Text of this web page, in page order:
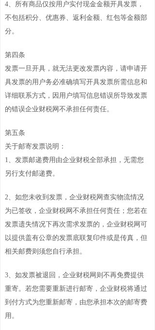
4、所有商品仅按用户实付现金金额开具发票，
不包括积分、优惠券、返利金额、红包等金额部
分。
第四条
发票一旦开具，就无法更改发票内容，请申请开
具发票的用户务必准确填写开具发票所需信息和
详细联系方式，因用户填写信息错误所导致发票
的错误企业财税网不承担任何责任。
第五条
关于邮寄发票说明：
1、发票邮递费用由企业财税全部承担，无需您
另行支付邮递费。
2、如您未收到发票，企业财税网查实物流情况
为已签收，企业财税网不承担任何责任；您若在
发票遗失情况下再次需求发票的，企业财税网可
以提供盖有公章的发票底联复印件或是传真，但
相关邮费则须您自行承担。
3、如发票被退回，企业财税网则不再免费提供
重寄。若您需要重新进行邮寄，企业财税将通过
到付方式为您重新邮寄，由您承担本次的邮寄费
用。